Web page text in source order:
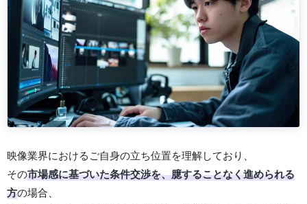
映像業界におけるご自身の立ち位置を理解しており、
その市場感に基づいた条件交渉を、臆することなく進められる
方の場合、